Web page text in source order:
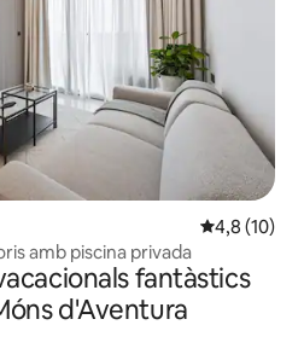
4,8 de
4,8 (10)
amb piscina privada
fantàstics
d'Aventura